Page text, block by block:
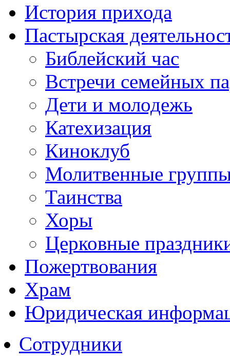
История прихода
Пастырская
Библейский час
Встречи семейных
Дети и молодежь
Катехизация
Киноклуб
Молитвенные
Таинства
Хоры
Церковные
Пожертвования
Храм
Юридическая
Сотрудники